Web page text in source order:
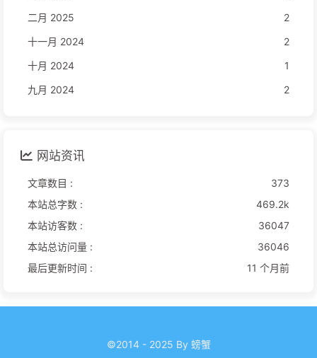
二月 2025
2
十一月 2024
2
十月 2024
1
九月 2024
2
网站资讯
文章数目 :
373
本站总字数 :
469.2k
本站访客数 :
36047
本站总访问量 :
36046
最后更新时间 :
11 个月前
©2014 - 2025 By 螃蟹